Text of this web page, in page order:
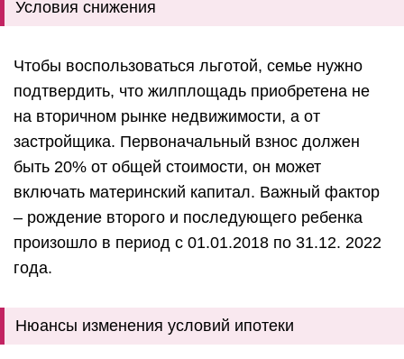
Условия снижения
Чтобы воспользоваться льготой, семье нужно
подтвердить, что жилплощадь приобретена не
на вторичном рынке недвижимости, а от
застройщика. Первоначальный взнос должен
быть 20% от общей стоимости, он может
включать материнский капитал. Важный фактор
– рождение второго и последующего ребенка
произошло в период с 01.01.2018 по 31.12. 2022
года.
Нюансы изменения условий ипотеки